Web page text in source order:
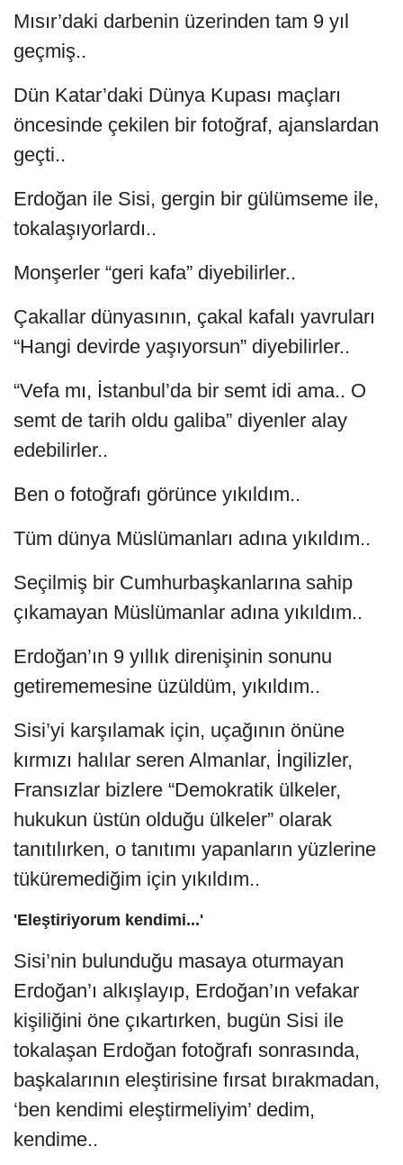
Mısır’daki darbenin üzerinden tam 9 yıl
geçmiş..
Dün Katar’daki Dünya Kupası maçları
öncesinde çekilen bir fotoğraf, ajanslardan
geçti..
Erdoğan ile Sisi, gergin bir gülümseme ile,
tokalaşıyorlardı..
Monşerler “geri kafa” diyebilirler..
Çakallar dünyasının, çakal kafalı yavruları
“Hangi devirde yaşıyorsun” diyebilirler..
“Vefa mı, İstanbul’da bir semt idi ama.. O
semt de tarih oldu galiba” diyenler alay
edebilirler..
Ben o fotoğrafı görünce yıkıldım..
Tüm dünya Müslümanları adına yıkıldım..
Seçilmiş bir Cumhurbaşkanlarına sahip
çıkamayan Müslümanlar adına yıkıldım..
Erdoğan’ın 9 yıllık direnişinin sonunu
getirememesine üzüldüm, yıkıldım..
Sisi’yi karşılamak için, uçağının önüne
kırmızı halılar seren Almanlar, İngilizler,
Fransızlar bizlere “Demokratik ülkeler,
hukukun üstün olduğu ülkeler” olarak
tanıtılırken, o tanıtımı yapanların yüzlerine
tüküremediğim için yıkıldım..
'Eleştiriyorum kendimi...'
Sisi’nin bulunduğu masaya oturmayan
Erdoğan’ı alkışlayıp, Erdoğan’ın vefakar
kişiliğini öne çıkartırken, bugün Sisi ile
tokalaşan Erdoğan fotoğrafı sonrasında,
başkalarının eleştirisine fırsat bırakmadan,
‘ben kendimi eleştirmeliyim’ dedim,
kendime..